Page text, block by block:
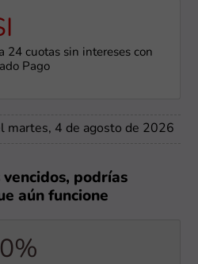
24 cuotas sin intereses con
Pago
martes, 4 de agosto de 2026
podrías
aún funcione